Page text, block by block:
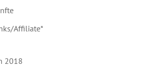
Affiliate*
2018